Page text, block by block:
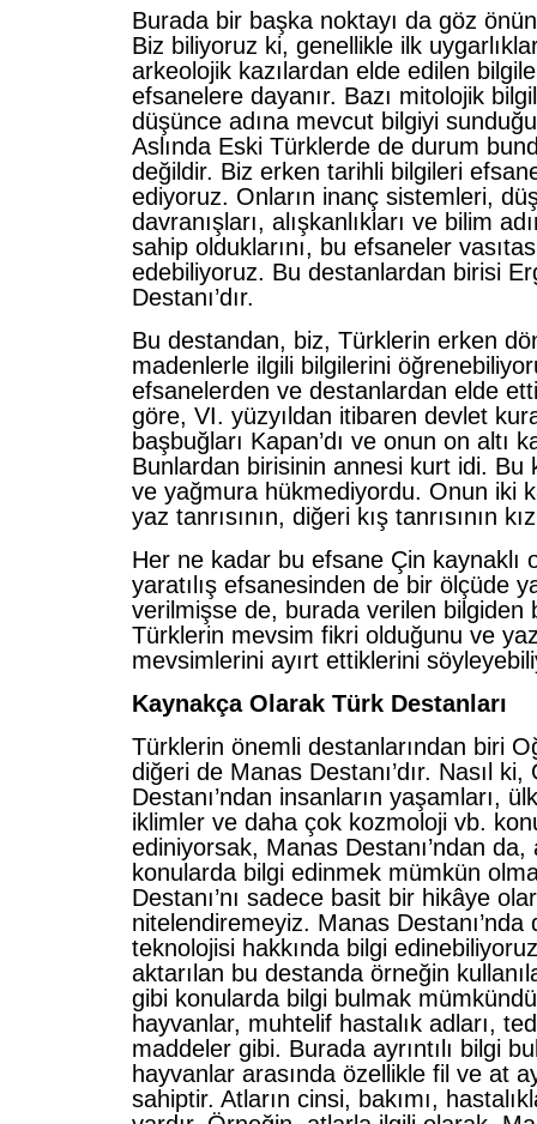
Burada bir başka noktayı da göz
Biz biliyoruz ki, genellikle ilk
arkeolojik kazılardan elde edilen
efsanelere dayanır. Bazı mitolojik
düşünce adına mevcut bilgiyi
Aslında Eski Türklerde de durum
değildir. Biz erken tarihli bilgileri
ediyoruz. Onların inanç sistemleri,
davranışları, alışkanlıkları ve bilim
sahip olduklarını, bu efsaneler
edebiliyoruz. Bu destanlardan birisi
Destanı’dır.
Bu destandan, biz, Türklerin erken
madenlerle ilgili bilgilerini
efsanelerden ve destanlardan elde
göre, VI. yüzyıldan itibaren devlet
başbuğları Kapan’dı ve onun on altı
Bunlardan birisinin annesi kurt idi. Bu
ve yağmura hükmediyordu. Onun iki
yaz tanrısının, diğeri kış tanrısının
Her ne kadar bu efsane Çin kaynaklı
yaratılış efsanesinden de bir ölçüde
verilmişse de, burada verilen bilgiden
Türklerin mevsim fikri olduğunu ve
mevsimlerini ayırt ettiklerini
Kaynakça Olarak Türk Destanları
Türklerin önemli destanlarından biri
diğeri de Manas Destanı’dır. Nasıl ki,
Destanı’ndan insanların yaşamları,
iklimler ve daha çok kozmoloji vb.
ediniyorsak, Manas Destanı’ndan da,
konularda bilgi edinmek mümkün
Destanı’nı sadece basit bir hikâye
nitelendiremeyiz. Manas Destanı’nda
teknolojisi hakkında bilgi
aktarılan bu destanda örneğin
gibi konularda bilgi bulmak
hayvanlar, muhtelif hastalık adları,
maddeler gibi. Burada ayrıntılı bilgi
hayvanlar arasında özellikle fil ve at
sahiptir. Atların cinsi, bakımı,